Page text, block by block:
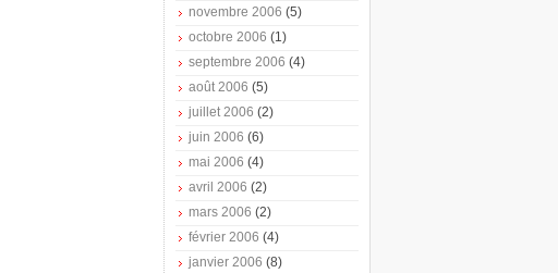
novembre 2006 (5)
octobre 2006 (1)
septembre 2006 (4)
août 2006 (5)
juillet 2006 (2)
juin 2006 (6)
mai 2006 (4)
avril 2006 (2)
mars 2006 (2)
février 2006 (4)
janvier 2006 (8)